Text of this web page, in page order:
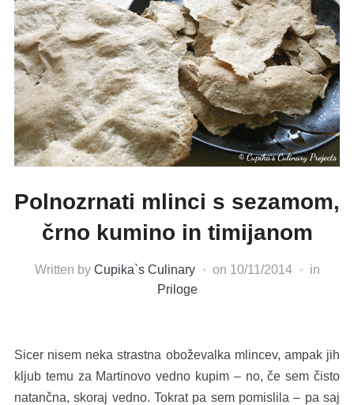
Polnozrnati mlinci s sezamom,
črno kumino in timijanom
Written by Cupika`s Culinary on 10/11/2014
in
Priloge
Sicer nisem neka strastna oboževalka mlincev, ampak jih
kljub temu za Martinovo vedno kupim – no, če sem čisto
natančna, skoraj vedno. Tokrat pa sem pomislila – pa saj